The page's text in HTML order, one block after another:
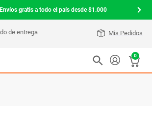
Envíos gratis a todo el país desde $1.000
Mis Pedidos
0